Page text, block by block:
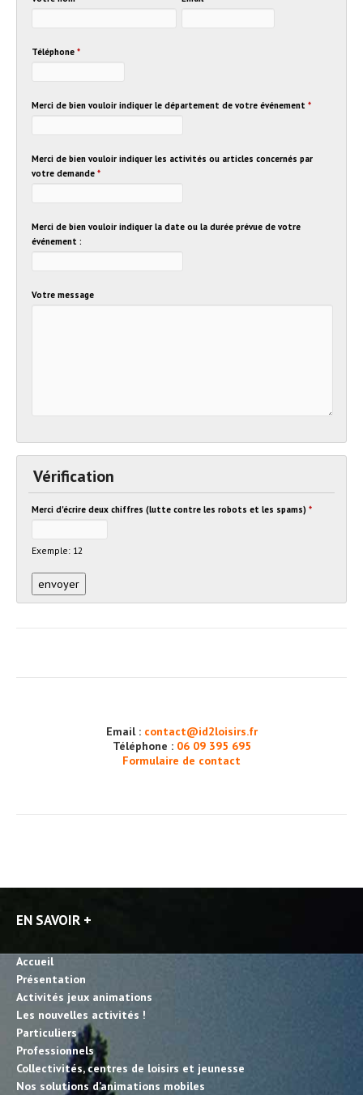
Téléphone *
Merci de bien vouloir indiquer le département de votre événement *
Merci de bien vouloir indiquer les activités ou articles concernés par
votre demande *
Merci de bien vouloir indiquer la date ou la durée prévue de votre
événement :
Votre message
Vérification
Merci d'écrire deux chiffres (lutte contre les robots et les spams) *
Exemple: 12
Email : contact@id2loisirs.fr
Téléphone : 06 09 395 695
Formulaire de contact
EN SAVOIR +
Accueil
Présentation
Activités jeux animations
Les nouvelles activités !
Particuliers
Professionnels
Collectivités, centres de loisirs et jeunesse
Nos solutions d’animations mobiles